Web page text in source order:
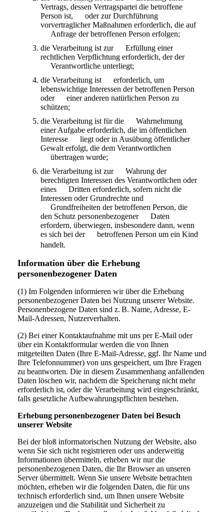
Vertrags, dessen Vertragspartei die betroffene
Person ist, oder zur Durchführung
vorvertraglicher Maßnahmen erforderlich, die auf
Anfrage der betroffenen Person erfolgen;
die Verarbeitung ist zur Erfüllung einer
rechtlichen Verpflichtung erforderlich, der der
Verantwortliche unterliegt;
die Verarbeitung ist erforderlich, um
lebenswichtige Interessen der betroffenen Person
oder einer anderen natürlichen Person zu
schützen;
die Verarbeitung ist für die Wahrnehmung
einer Aufgabe erforderlich, die im öffentlichen
Interesse liegt oder in Ausübung öffentlicher
Gewalt erfolgt, die dem Verantwortlichen
übertragen wurde;
die Verarbeitung ist zur Wahrung der
berechtigten Interessen des Verantwortlichen oder
eines Dritten erforderlich, sofern nicht die
Interessen oder Grundrechte und
Grundfreiheiten der betroffenen Person, die
den Schutz personenbezogener Daten
erfordern, überwiegen, insbesondere dann, wenn
es sich bei der betroffenen Person um ein Kind
handelt.
Information über die Erhebung
personenbezogener Daten
(1) Im Folgenden informieren wir über die Erhebung
personenbezogener Daten bei Nutzung unserer Website.
Personenbezogene Daten sind z. B. Name, Adresse, E-
Mail-Adressen, Nutzerverhalten.
(2) Bei einer Kontaktaufnahme mit uns per E-Mail oder
über ein Kontaktformular werden die von Ihnen
mitgeteilten Daten (Ihre E-Mail-Adresse, ggf. Ihr Name und
Ihre Telefonnummer) von uns gespeichert, um Ihre Fragen
zu beantworten. Die in diesem Zusammenhang anfallenden
Daten löschen wir, nachdem die Speicherung nicht mehr
erforderlich ist, oder die Verarbeitung wird eingeschränkt,
falls gesetzliche Aufbewahrungspflichten bestehen.
Erhebung personenbezogener Daten bei Besuch
unserer Website
Bei der bloß informatorischen Nutzung der Website, also
wenn Sie sich nicht registrieren oder uns anderweitig
Informationen übermitteln, erheben wir nur die
personenbezogenen Daten, die Ihr Browser an unseren
Server übermittelt. Wenn Sie unsere Website betrachten
möchten, erheben wir die folgenden Daten, die für uns
technisch erforderlich sind, um Ihnen unsere Website
anzuzeigen und die Stabilität und Sicherheit zu